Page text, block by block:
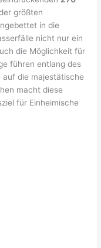
größten
in die
nicht nur ein
die Möglichkeit für
führen entlang des
auf die majestätische
macht diese
für Einheimische